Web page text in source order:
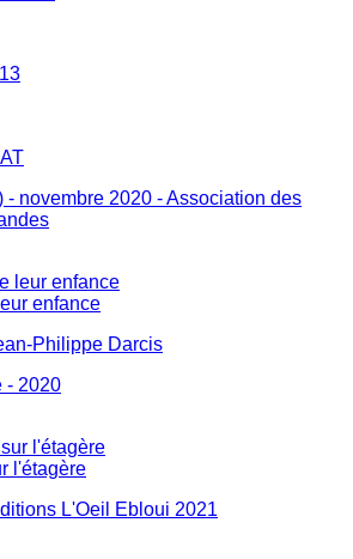
- novembre 2020 - Association des
enfance
Philippe Darcis
- 2020
l'étagère
L'Oeil Ebloui 2021